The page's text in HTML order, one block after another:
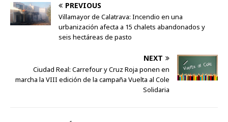
PREVIOUS
Villamayor de Calatrava: Incendio en una
urbanización afecta a 15 chalets abandonados y
seis hectáreas de pasto
NEXT
Ciudad Real: Carrefour y Cruz Roja ponen en
marcha la VIII edición de la campaña Vuelta al Cole
Solidaria